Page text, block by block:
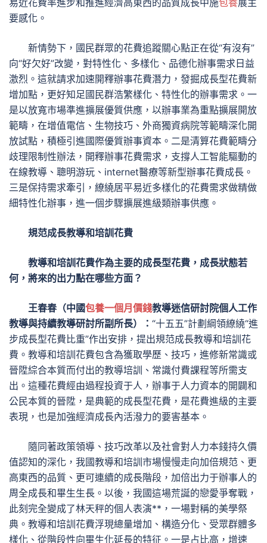
易近花費率進步和推進經濟高東西的品質成長中施包養展主
要感化。
新情勢下，國民群眾的花費追蹤關心點正在從“有沒有”
向“好欠好”改變，對特性化、多樣化、品德化辦事需求日益
激烈。這就請求加速開釋辦事花費潛力，發掘成長型花費新
增加點，更好知足國民群浩繁樣化、特性化的辦事需求。一
是以放寬市場準進擴展優質供應，以辦事業為重點擴展開放
範疇，在增值電信、生物技巧、外商獨資病院等範疇深化開
放試點，積極引進國際優質辦事資本。二是清算花費範疇分
歧理限制性辦法，開釋辦事花費需求，支撐人工智能驅動的
在線教導、聰明游玩、internet醫療等新型辦事花費成長。
三是保持需求牽引，繚繞居平易近多樣化的花費需求做精做
細特性化辦事，進一個步驟擴展進級類辦事供應。
規范成長教導和培訓花費
教導和培訓花費作為主要的成長型花費，成長狀態若
何，將來的出力點在哪些方面？
王春春（中國包養一個月價錢教導迷信研討院個人工作
教導與持續教導研討所副所長）： “十五五”計劃綱領繚繞“進
步成長型花費比重”作出安排，提出規范成長教導和培訓花
費。教導和培訓花費包含為獲取學歷、技巧，進修新常識或
晉陞綜合本質而付出的教導培訓、常識付費課程等所需支
出。這種花費經由過程投資于人，辦事于人力資本的開闢和
公民本質的晉陞，是典範的成長型花費，是花費進級的主要
表現，也是加強經濟成長內活潑力的要害基本。
隨同著政策領導、技巧改革以及社會對人力本錢持久價
值認知的深化，我國教導和培訓市場慢慢走向加倍規范、更
高東西的品質、更可連續的成長階段，加倍出力于辦事人的
周全成長和畢生生長。以後，我國這場荒誕的戀愛爭奪戰，
此刻完全變成了林天秤的個人表演**，一場對稱的美學祭
典。教導和培訓花費浮現總量增加、構造分化、受眾群體多
樣化、從階段性向畢生化延長的特征。一是占比高，增速